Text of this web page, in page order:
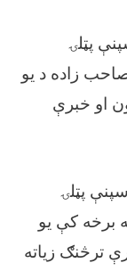
پټلۍ
زاده د یو
او خبرې
پټلۍ
برخه کې یو
ترڅنګ زیاته